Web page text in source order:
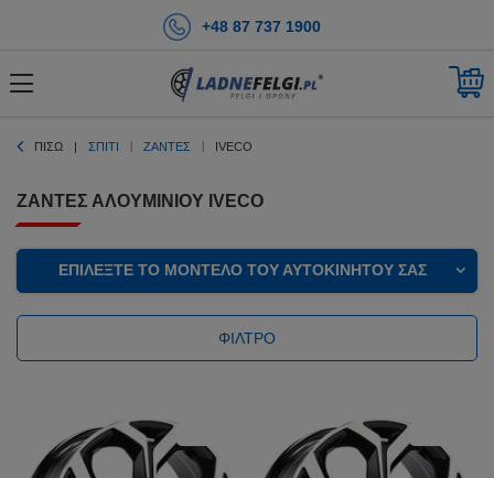
+48 87 737 1900
ΠΊΣΩ ΣΠΊΤΙ ΖΆΝΤΕΣ IVECO
ΖΆΝΤΕΣ ΑΛΟΥΜΙΝΊΟΥ IVECO
ΕΠΙΛΈΞΤΕ ΤΟ ΜΟΝΤΈΛΟ ΤΟΥ ΑΥΤΟΚΙΝΉΤΟΥ ΣΑΣ
ΦΊΛΤΡΟ